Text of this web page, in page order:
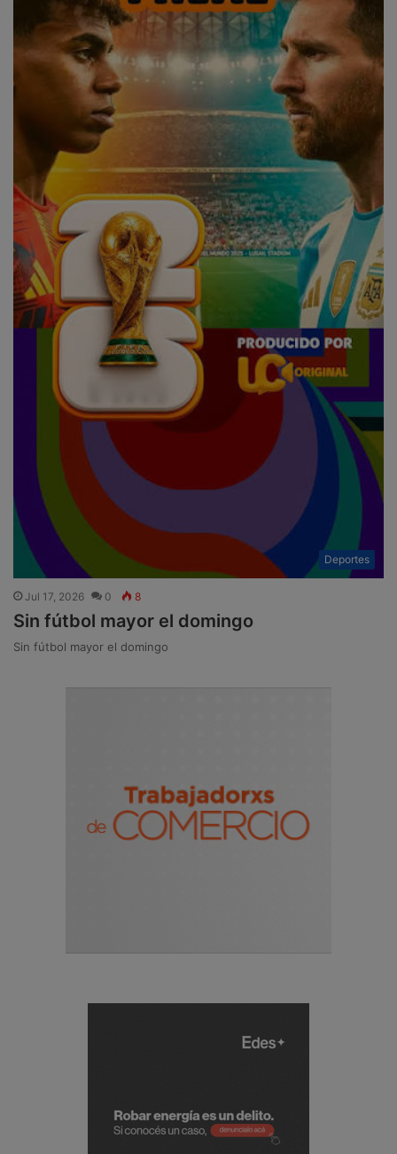
Deportes
Jul 17, 2026 0 8
Sin fútbol mayor el domingo
Sin fútbol mayor el domingo